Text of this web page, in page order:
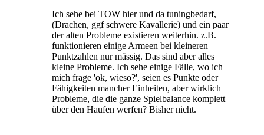
Ich sehe bei TOW hier und da tuningbedarf,
(Drachen, ggf schwere Kavallerie) und ein paar
der alten Probleme existieren weiterhin. z.B.
funktionieren einige Armeen bei kleineren
Punktzahlen nur mässig. Das sind aber alles
kleine Probleme. Ich sehe einige Fälle, wo ich
mich frage 'ok, wieso?', seien es Punkte oder
Fähigkeiten mancher Einheiten, aber wirklich
Probleme, die die ganze Spielbalance komplett
über den Haufen werfen? Bisher nicht.